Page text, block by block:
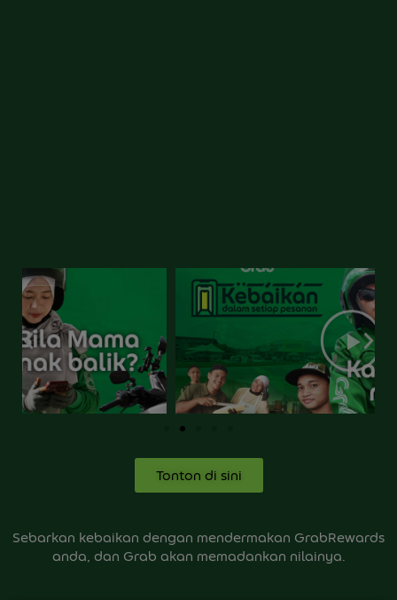
Tonton di sini
Sebarkan kebaikan dengan mendermakan GrabRewards
anda, dan Grab akan memadankan nilainya.